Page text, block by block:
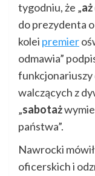
tygodniu, że „
do prezydenta
kolei premier
odmawia”
funkcjonariuszy
walczących z
„sabotaż
państwa”.
Nawrocki
oficerskich i